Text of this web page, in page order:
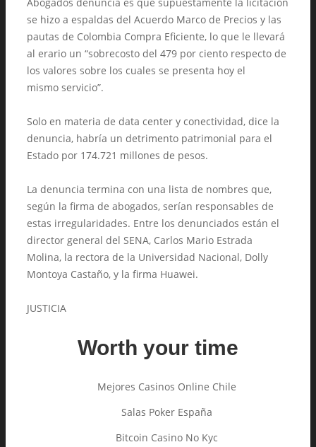
se hizo a espaldas del Acuerdo Marco de Precios y las
pautas de Colombia Compra Eficiente, lo que le llevará
al erario un “sobrecosto del 479 por ciento respecto de
los valores sobre los cuales se presenta hoy el
mismo servicio”.
Solo en materia de data center y conectividad, dice la
denuncia, habría un detrimento patrimonial para el
Estado por 174.721 millones de pesos.
La denuncia termina con una lista de nombres que,
según la firma de abogados, serían responsables de
estas irregularidades. Entre los denunciados están el
director general del SENA, Carlos Mario Estrada
Molina, la rectora de la Universidad Nacional, Dolly
Montoya Castaño, y la firma Huawei.
JUSTICIA
Worth your time
Mejores Casinos Online Chile
Salas Poker España
Bitcoin Casino No Kyc